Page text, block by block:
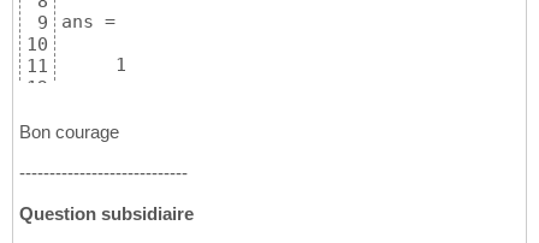
9
10
11
12
14
16
18
ans =
     1
Bon courage
----------------------------
Question subsidiaire